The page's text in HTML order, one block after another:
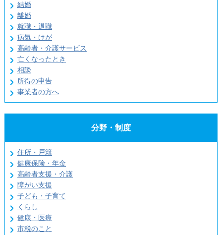
結婚
離婚
就職・退職
病気・けが
高齢者・介護サービス
亡くなったとき
相談
所得の申告
事業者の方へ
分野・制度
住所・戸籍
健康保険・年金
高齢者支援・介護
障がい支援
子ども・子育て
くらし
健康・医療
市税のこと